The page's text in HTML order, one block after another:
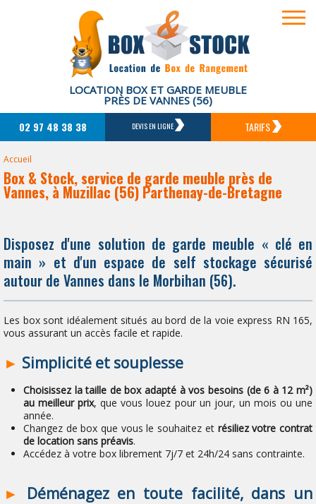
LOCATION BOX ET GARDE MEUBLE
PRÈS DE VANNES (56)
02 97 48 38 38 DEVIS EN LIGNE TARIFS
Accueil
Box & Stock, service de garde meuble près de
Vannes, à Muzillac (56) Parthenay-de-Bretagne
Disposez d'une solution de garde meuble « clé en
main » et d'un espace de self stockage sécurisé
autour de Vannes dans le Morbihan (56).
Les box sont idéalement situés au bord de la voie express RN 165,
vous assurant un accès facile et rapide.
► Simplicité et souplesse
Choisissez la taille de box adapté à vos besoins (de 6 à 12 m²)
au meilleur prix, que vous louez pour un jour, un mois ou une
année.
Changez de box que vous le souhaitez et résiliez votre contrat
de location sans préavis.
Accédez à votre box librement 7j/7 et 24h/24 sans contrainte.
►
Déménagez en toute facilité, dans un